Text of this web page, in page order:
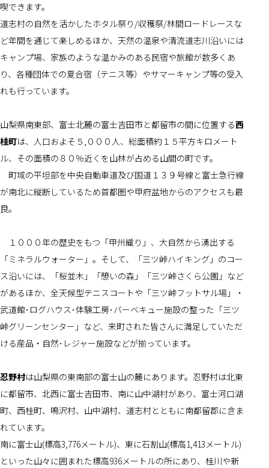
喫できます。
道志村の自然を活かしたホタル祭り/収穫祭/林間ロードレースな
ど年間を通じて楽しめるほか、天然の温泉や清流道志川沿いには
キャンプ場、家族のような温かみのある民宿や旅館が数多くあ
り、各種団体での夏合宿（テニス等）やサマーキャンプ等の受入
れも行っています。
山梨県南東部、富士北麓の富士吉田市と都留市の間に位置する西
桂町は、人口およそ５,０００人、総面積約１５平方キロメート
ル、その面積の８０％近くを山林が占める山間の町です。
町域の平坦部を中央自動車道及び国道１３９号線と富士急行線
が南北に縦断しているため首都圏や甲府盆地からのアクセスも最
良。
１０００年の歴史をもつ「甲州織り」、大自然から湧出する
「ミネラルウォーター」。そして、「三ツ峠ハイキング」のコー
ス沿いには、「桜並木」「憩いの森」「三ツ峠さくら公園」など
があるほか、全天候型テニスコートや「三ツ峠フットサル場」・
武道館･ログハウス･体験工房･バーベキュー施設の整った「三ツ
峠グリーンセンター」など、来町された皆さんに満足していただ
ける産品・自然･レジャー施設などが揃っています。
忍野村は山梨県の東南部の富士山の麓にあります。忍野村は北東
に都留市、北西に富士吉田市、南に山中湖村があり、富士河口湖
町、西桂町、鳴沢村、山中湖村、道志村とともに南都留郡に含ま
れています。
南に富士山(標高3,776メートル)、東に石割山(標高1,413メートル)
といった山々に囲まれた標高936メートルの所にあり、桂川や新